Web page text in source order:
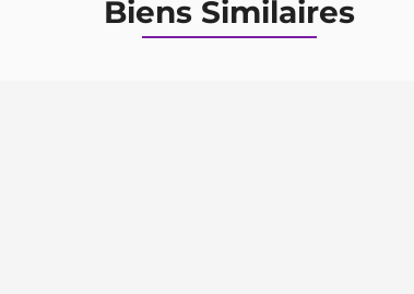
Biens Similaires